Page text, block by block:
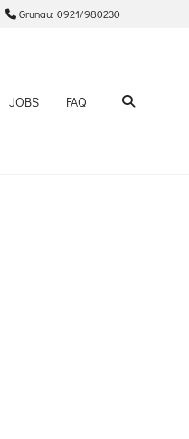
Grunau: 0921/980230
JOBS FAQ